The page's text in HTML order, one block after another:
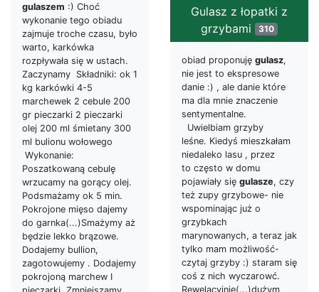
gulaszem :) Choć
wykonanie tego obiadu
zajmuje troche czasu, było
warto, karkówka
rozpływała się w ustach.
Zaczynamy Składniki: ok 1
kg karkówki 4-5
marchewek 2 cebule 200
gr pieczarki 2 pieczarki
olej 200 ml śmietany 300
ml bulionu wołowego
Wykonanie:
Poszatkowaną cebulę
wrzucamy na gorący olej.
Podsmażamy ok 5 min.
Pokrojone mięso dajemy
do garnka(...)Smażymy aż
będzie lekko brązowe.
Dodajemy bullion,
zagotowujemy . Dodajemy
pokrojoną marchew I
Gulasz z łopatki z
grzybami 310
obiad proponuję gulasz,
nie jest to ekspresowe
danie :) , ale danie które
ma dla mnie znaczenie
sentymentalne.
Uwielbiam grzyby
leśne. Kiedyś mieszkałam
niedaleko lasu , przez
to często w domu
pojawiały się gulasze, czy
też zupy grzybowe- nie
wspominając już o
grzybkach
marynowanych, a teraz jak
tylko mam możliwość-
czytaj grzyby :) staram się
coś z nich wyczarowć.
Rewelacyjnie(...)dużym